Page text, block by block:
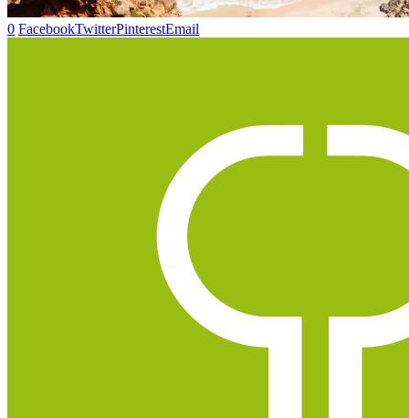
0 FacebookTwitterPinterestEmail